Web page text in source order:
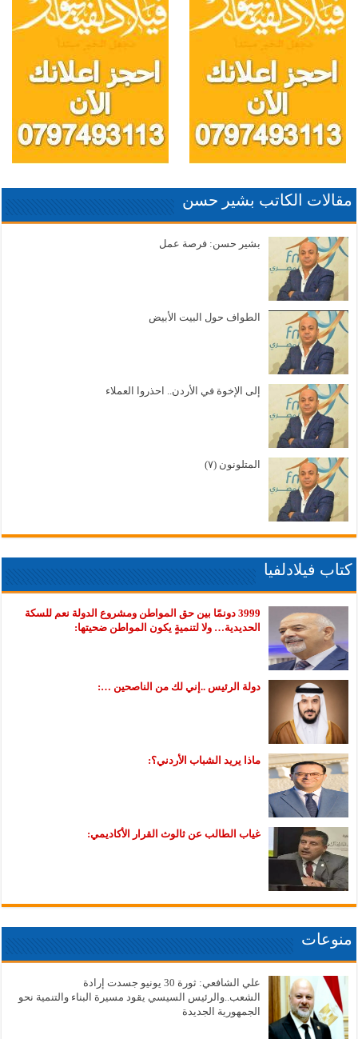
مقالات الكاتب بشير حسن
بشير حسن: فرصة عمل
الطواف حول البيت الأبيض
إلى الإخوة في الأردن.. احذروا العملاء
المتلونون (٧)
كتاب فيلادلفيا
3999 دونمًا بين حق المواطن ومشروع الدولة نعم للسكة
الحديدية… ولا لتنميةٍ يكون المواطن ضحيتها:
دولة الرئيس ..إني لك من الناصحين …:
ماذا يريد الشباب الأردني؟:
غياب الطالب عن ثالوث القرار الأكاديمي:
منوعات
علي الشافعي: ثورة 30 يونيو جسدت إرادة
الشعب..والرئيس السيسي يقود مسيرة البناء والتنمية نحو
الجمهورية الجديدة